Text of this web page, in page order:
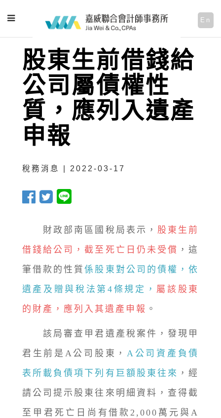
En
股東生前借錢給
公司屬債權性
質，應列入遺產
申報
稅務消息 | 2022-03-17
財政部南區國稅局表示， 股東生前
借錢給公司，截至死亡日仍未受償 ，這
筆借款的性質係股東對公司的債權，依
遺產及贈與稅法第4條規定， 屬該股東
的財產，應列入其遺產申報 。
該局審查甲君遺產稅案件，發現甲
君生前是A公司股東， A公司資產負債
表所載負債項下列有巨額股東往來 ，經
請公司提示股東往來明細資料，查得截
至甲君死亡日尚有借款2,000萬元與A